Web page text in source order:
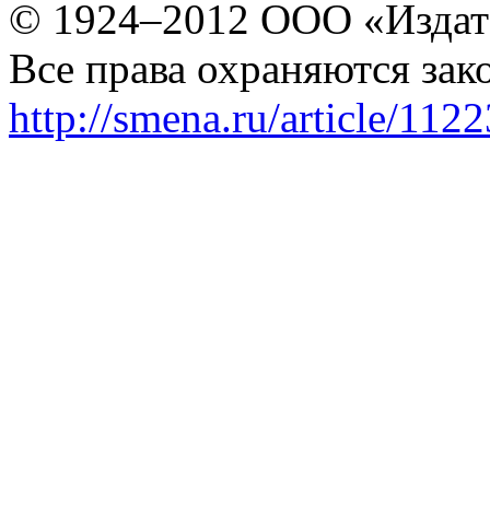
© 1924–2012 ООО
Все права охраняются
http://smena.ru/article/